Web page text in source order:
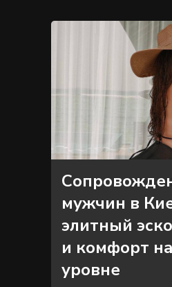
мужчин в
элитный
и комфорт
уровне